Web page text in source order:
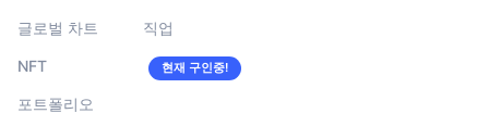
글로벌 차트
NFT
포트폴리오
직업
현재 구인중!